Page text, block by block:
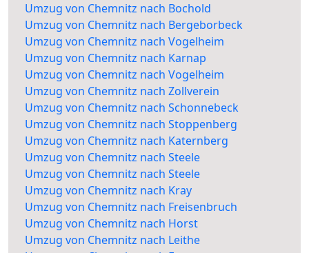
Umzug von Chemnitz nach Bochold
Umzug von Chemnitz nach Bergeborbeck
Umzug von Chemnitz nach Vogelheim
Umzug von Chemnitz nach Karnap
Umzug von Chemnitz nach Vogelheim
Umzug von Chemnitz nach Zollverein
Umzug von Chemnitz nach Schonnebeck
Umzug von Chemnitz nach Stoppenberg
Umzug von Chemnitz nach Katernberg
Umzug von Chemnitz nach Steele
Umzug von Chemnitz nach Steele
Umzug von Chemnitz nach Kray
Umzug von Chemnitz nach Freisenbruch
Umzug von Chemnitz nach Horst
Umzug von Chemnitz nach Leithe